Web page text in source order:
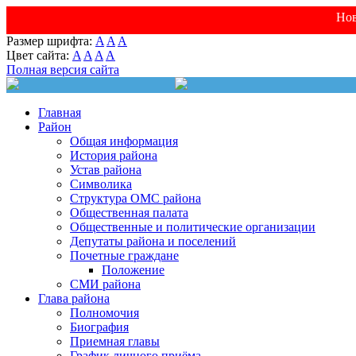
Размер шрифта: A A A
Цвет сайта: A A A A
Полная версия сайта
Главная
Район
Общая информация
История района
Устав района
Символика
Структура ОМС района
Общественная палата
Общественные и политические организации
Депутаты района и поселений
Почетные граждане
Положение
СМИ района
Глава района
Полномочия
Биография
Приемная главы